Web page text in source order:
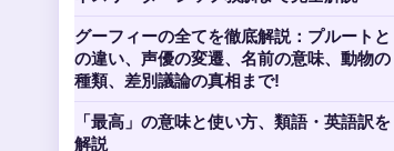
グーフィーの全てを徹底解説：プルートと
の違い、声優の変遷、名前の意味、動物の
種類、差別議論の真相まで!
「最高」の意味と使い方、類語・英語訳を
解説